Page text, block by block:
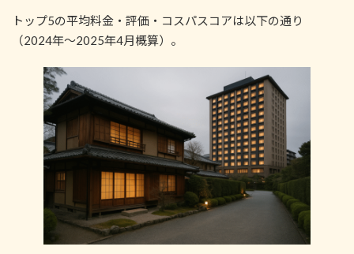
トップ5の平均料金・評価・コスパスコアは以下の通り
（2024年～2025年4月概算）。